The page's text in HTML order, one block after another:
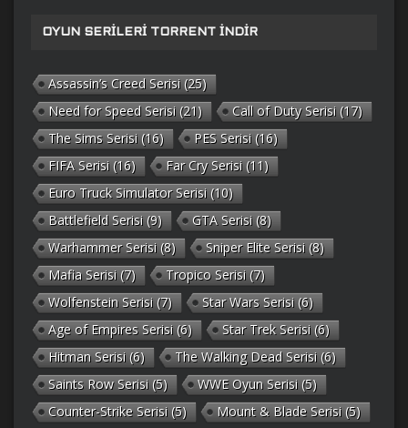
OYUN SERILERI TORRENT İNDIR
Assassin’s Creed Serisi (25)
Need for Speed Serisi (21) Call of Duty Serisi (17)
The Sims Serisi (16) PES Serisi (16)
FIFA Serisi (16) Far Cry Serisi (11)
Euro Truck Simulator Serisi (10)
Battlefield Serisi (9) GTA Serisi (8)
Warhammer Serisi (8) Sniper Elite Serisi (8)
Mafia Serisi (7) Tropico Serisi (7)
Wolfenstein Serisi (7) Star Wars Serisi (6)
Age of Empires Serisi (6) Star Trek Serisi (6)
Hitman Serisi (6) The Walking Dead Serisi (6)
Saints Row Serisi (5) WWE Oyun Serisi (5)
Counter-Strike Serisi (5) Mount & Blade Serisi (5)